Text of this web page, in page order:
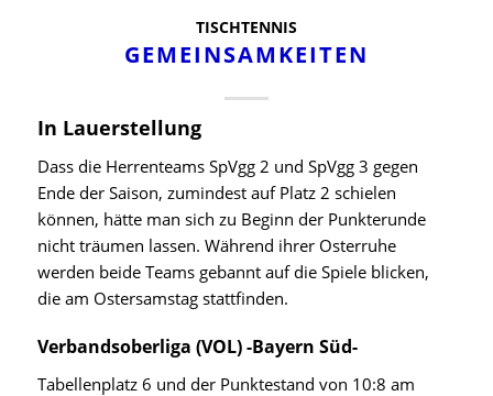
TISCHTENNIS
GEMEINSAMKEITEN
In Lauerstellung
Dass die Herrenteams SpVgg 2 und SpVgg 3 gegen
Ende der Saison, zumindest auf Platz 2 schielen
können, hätte man sich zu Beginn der Punkterunde
nicht träumen lassen. Während ihrer Osterruhe
werden beide Teams gebannt auf die Spiele blicken,
die am Ostersamstag stattfinden.
Verbandsoberliga (VOL) -Bayern Süd-
Tabellenplatz 6 und der Punktestand von 10:8 am